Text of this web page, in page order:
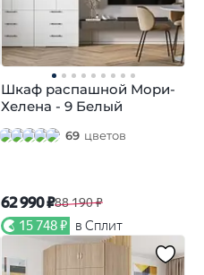
Шкаф распашной Мори-
Хелена - 9 Белый
69 цветов
62 990 ₽88 190 ₽
15 748 ₽ в Сплит